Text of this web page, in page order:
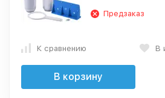
Предзаказ
К сравнению В
В корзину